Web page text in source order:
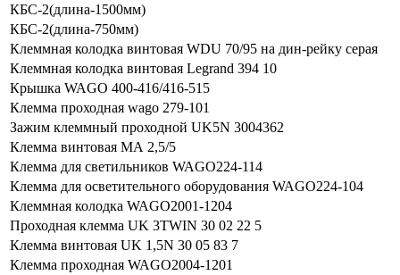
КБС-2(длина-1500мм)
КБС-2(длина-750мм)
Клеммная колодка винтовая WDU 70/95 на дин-рейку серая
Клеммная колодка винтовая Legrand 394 10
Крышка WAGO 400-416/416-515
Клемма проходная wago 279-101
Зажим клеммный проходной UK5N 3004362
Клемма винтовая МА 2,5/5
Клемма для светильников WAGO224-114
Клемма для осветительного оборудования WAGO224-104
Клеммная колодка WAGO2001-1204
Проходная клемма UK 3TWIN 30 02 22 5
Клемма винтовая UK 1,5N 30 05 83 7
Клемма проходная WAGO2004-1201